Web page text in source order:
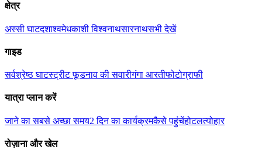
क्षेत्र
अस्सी घाटदशाश्वमेधकाशी विश्वनाथसारनाथसभी देखें
गाइड
सर्वश्रेष्ठ घाटस्ट्रीट फूडनाव की सवारीगंगा आरतीफोटोग्राफी
यात्रा प्लान करें
जाने का सबसे अच्छा समय2 दिन का कार्यक्रमकैसे पहुंचेंहोटलत्योहार
रोज़ाना और खेल